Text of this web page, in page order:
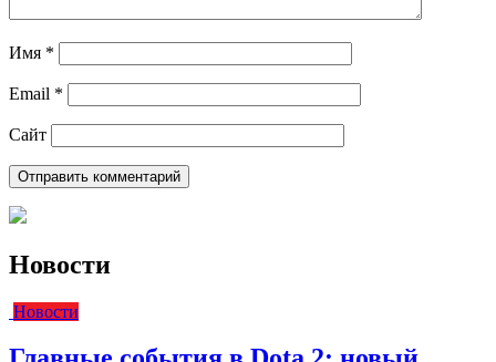
Имя *
Email *
Сайт
Новости
Новости